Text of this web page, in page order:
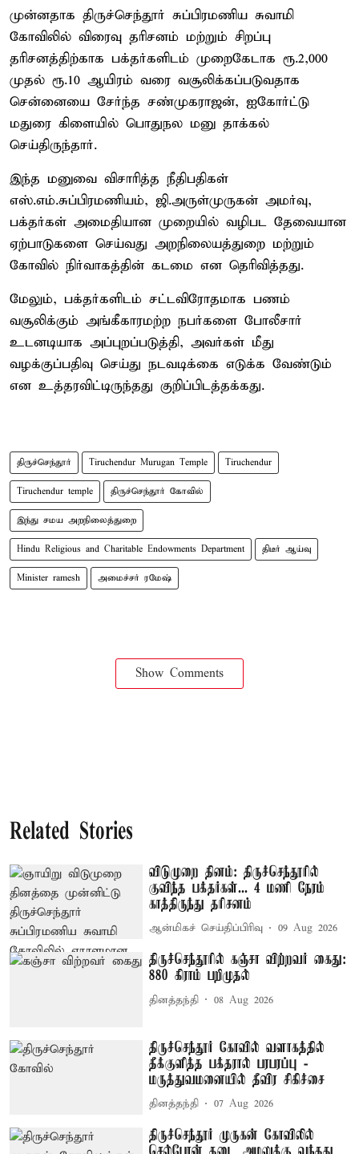
முன்னதாக திருச்செந்தூர் சுப்பிரமணிய சுவாமி
கோவிலில் விரைவு தரிசனம் மற்றும் சிறப்பு
தரிசனத்திற்காக பக்தர்களிடம் முறைகேடாக ரூ.2,000
முதல் ரூ.10 ஆயிரம் வரை வசூலிக்கப்படுவதாக
சென்னையை சேர்ந்த சண்முகராஜன், ஐகோர்ட்டு
மதுரை கிளையில் பொதுநல மனு தாக்கல்
செய்திருந்தார்.
இந்த மனுவை விசாரித்த நீதிபதிகள்
எஸ்.எம்.சுப்பிரமணியம், ஜி.அருள்முருகன் அமர்வு,
பக்தர்கள் அமைதியான முறையில் வழிபட தேவையான
ஏற்பாடுகளை செய்வது அறநிலையத்துறை மற்றும்
கோவில் நிர்வாகத்தின் கடமை என தெரிவித்தது.
மேலும், பக்தர்களிடம் சட்டவிரோதமாக பணம்
வசூலிக்கும் அங்கீகாரமற்ற நபர்களை போலீசார்
உடனடியாக அப்புறப்படுத்தி, அவர்கள் மீது
வழக்குப்பதிவு செய்து நடவடிக்கை எடுக்க வேண்டும்
என உத்தரவிட்டிருந்தது குறிப்பிடத்தக்கது.
திருச்செந்தூர் Tiruchendur Murugan Temple Tiruchendur
Tiruchendur temple திருச்செந்தூர் கோவில்
இந்து சமய அறநிலைத்துறை
Hindu Religious and Charitable Endowments Department திடீர் ஆய்வு
Minister ramesh அமைச்சர் ரமேஷ்
Show Comments
Related Stories
விடுமுறை தினம்: திருச்செந்தூரில்
குவிந்த பக்தர்கள்... 4 மணி நேரம்
காத்திருந்து தரிசனம்
ஆன்மிகச் செய்திப்பிரிவு 09 Aug 2026
திருச்செந்தூரில் கஞ்சா விற்றவர் கைது:
880 கிராம் பறிமுதல்
தினத்தந்தி 08 Aug 2026
திருச்செந்தூர் கோவில் வளாகத்தில்
தீக்குளித்த பக்தரால் பரபரப்பு -
மருத்துவமனையில் தீவிர சிகிச்சை
தினத்தந்தி 07 Aug 2026
திருச்செந்தூர் முருகன் கோவிலில்